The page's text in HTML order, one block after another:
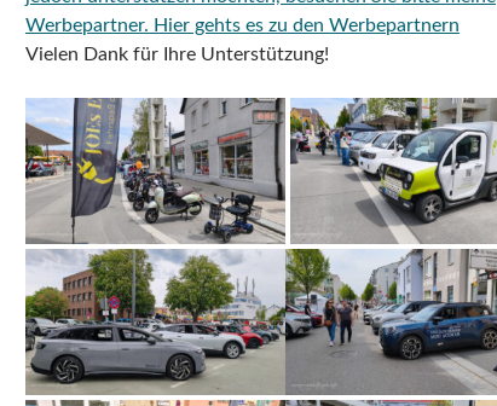
Werbepartner. Hier gehts es zu den Werbepartnern
Vielen Dank für Ihre Unterstützung!